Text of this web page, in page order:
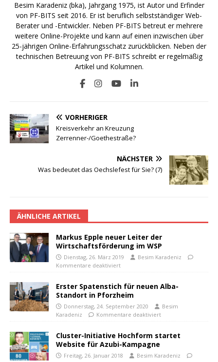
Besim Karadeniz (bka), Jahrgang 1975, ist Autor und Erfinder
von PF-BITS seit 2016. Er ist beruflich selbstständiger Web-
Berater und -Entwickler. Neben PF-BITS betreut er mehrere
weitere Online-Projekte und kann auf einen inzwischen über
25-jährigen Online-Erfahrungsschatz zurückblicken. Neben der
technischen Betreuung von PF-BITS schreibt er regelmäßig
Artikel und Kolumnen.
VORHERIGER
Kreisverkehr an Kreuzung
Zerrenner-/Goethestraße?
NÄCHSTER
Was bedeutet das Oechslefest für Sie? (7)
ÄHNLICHE ARTIKEL
Markus Epple neuer Leiter der
Wirtschaftsförderung im WSP
Dienstag, 26. März 2019
Besim Karadeniz
Kommentare deaktiviert
Erster Spatenstich für neuen Alba-
Standort in Pforzheim
Donnerstag, 24. September 2020
Besim
Karadeniz
Kommentare deaktiviert
Cluster-Initiative Hochform startet
Website für Azubi-Kampagne
Freitag, 26. Januar 2018
Besim Karadeniz